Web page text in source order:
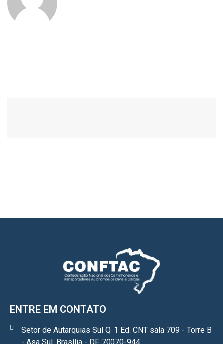
ENTRE EM CONTATO
Setor de Autarquias Sul Q. 1 Ed. CNT sala 709 - Torre B
- Asa Sul, Brasília - DF, 70070-944